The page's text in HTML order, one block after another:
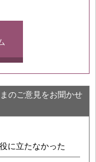
のご意見をお聞かせ
に立たなかった